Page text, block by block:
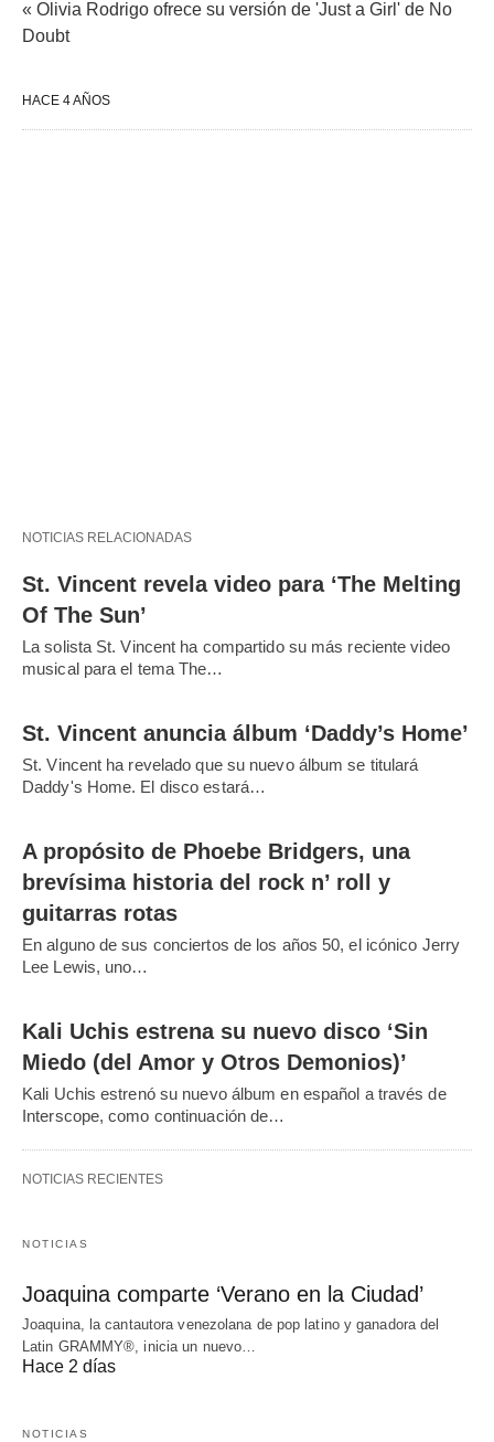
« Olivia Rodrigo ofrece su versión de 'Just a Girl' de No
Doubt
HACE 4 AÑOS
NOTICIAS RELACIONADAS
St. Vincent revela video para ‘The Melting
Of The Sun’
La solista St. Vincent ha compartido su más reciente video
musical para el tema The…
St. Vincent anuncia álbum ‘Daddy’s Home’
St. Vincent ha revelado que su nuevo álbum se titulará
Daddy's Home. El disco estará…
A propósito de Phoebe Bridgers, una
brevísima historia del rock n’ roll y
guitarras rotas
En alguno de sus conciertos de los años 50, el icónico Jerry
Lee Lewis, uno…
Kali Uchis estrena su nuevo disco ‘Sin
Miedo (del Amor y Otros Demonios)’
Kali Uchis estrenó su nuevo álbum en español a través de
Interscope, como continuación de…
NOTICIAS RECIENTES
NOTICIAS
Joaquina comparte ‘Verano en la Ciudad’
Joaquina, la cantautora venezolana de pop latino y ganadora del
Latin GRAMMY®, inicia un nuevo…
Hace 2 días
NOTICIAS